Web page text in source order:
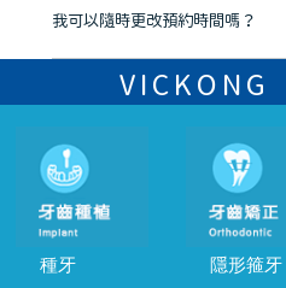
我可以隨時更改預約時間嗎？
可以，請盡早通過wechat或
的時間及資料，並且重新預約的日期及
VICKONG
種牙 隱形箍牙